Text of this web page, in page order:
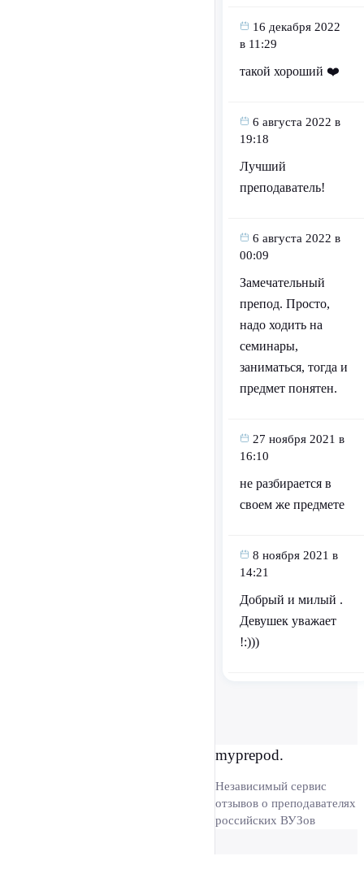
16 декабря 2022
в 11:29
такой хороший ❤️️
6 августа 2022 в
19:18
Лучший
преподаватель!
6 августа 2022 в
00:09
Замечательный
препод. Просто,
надо ходить на
семинары,
заниматься, тогда и
предмет понятен.
27 ноября 2021 в
16:10
не разбирается в
своем же предмете
8 ноября 2021 в
14:21
Добрый и милый .
Девушек уважает
!:)))
myprepod.
Независимый сервис
отзывов о преподавателях
российских ВУЗов